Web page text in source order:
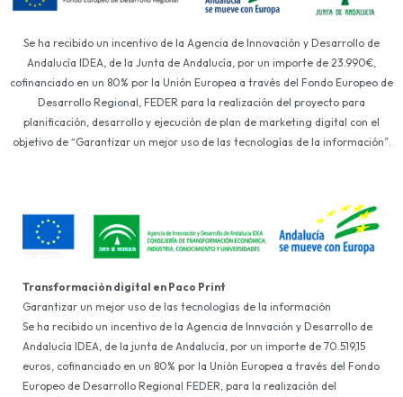
Se ha recibido un incentivo de la Agencia de Innovación y Desarrollo de
Andalucía IDEA, de la Junta de Andalucía, por un importe de 23.990€,
cofinanciado en un 80% por la Unión Europea a través del Fondo Europeo de
Desarrollo Regional, FEDER para la realización del proyecto para
planificación, desarrollo y ejecución de plan de marketing digital con el
objetivo de “Garantizar un mejor uso de las tecnologías de la información”.
Transformación digital en Paco Print
Garantizar un mejor uso de las tecnologías de la información
Se ha recibido un incentivo de la Agencia de Innvación y Desarrollo de
Andalucía IDEA, de la junta de Andalucía, por un importe de 70.519,15
euros, cofinanciado en un 80% por la Unión Europea a través del Fondo
Europeo de Desarrollo Regional FEDER, para la realización del